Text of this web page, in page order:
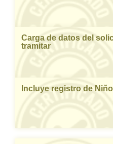
Carga de datos del
tramitar
Incluye registro de